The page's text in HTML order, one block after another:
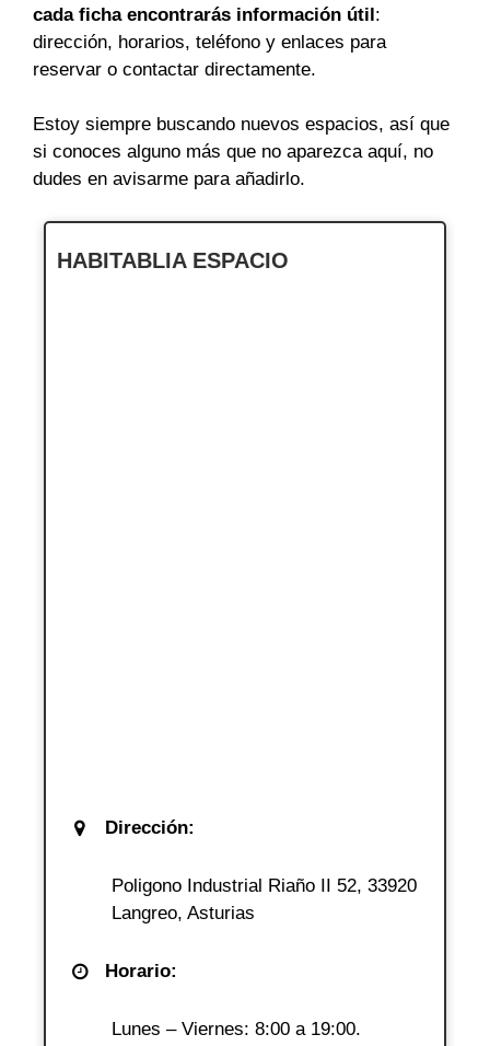
cada ficha encontrarás información útil:
dirección, horarios, teléfono y enlaces para
reservar o contactar directamente.
Estoy siempre buscando nuevos espacios, así que
si conoces alguno más que no aparezca aquí, no
dudes en avisarme para añadirlo.
HABITABLIA ESPACIO
Dirección:
Poligono Industrial Riaño II 52, 33920
Langreo, Asturias
Horario:
Lunes – Viernes: 8:00 a 19:00.